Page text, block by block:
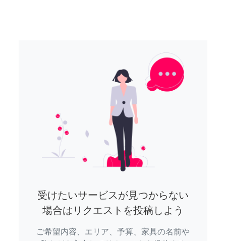
受けたいサービスが見つからない
場合はリクエストを投稿しよう
ご希望内容、エリア、予算、家具の名前や